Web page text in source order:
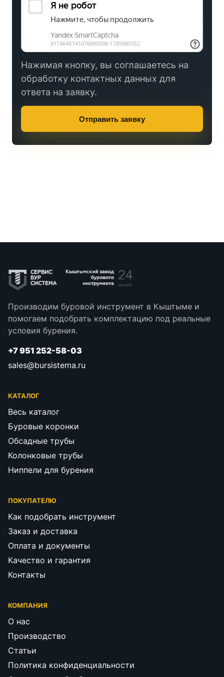
Нажимая кнопку, вы соглашаетесь на
обработку контактных данных для
ответа на заявку.
Отправить заявку
Производим буровой инструмент в Кыштыме и
помогаем подобрать комплектацию под реальные
условия бурения.
+7 951 252-58-03
sales@bursistema.ru
КАТАЛОГ
Весь каталог
Буровые коронки
Обсадные трубы
Колонковые трубы
Ниппели для бурения
ПОКУПАТЕЛЮ
Как подобрать инструмент
Заказ и доставка
Оплата и документы
Качество и гарантия
Контакты
КОМПАНИЯ
О нас
Производство
Статьи
Политика конфиденциальности